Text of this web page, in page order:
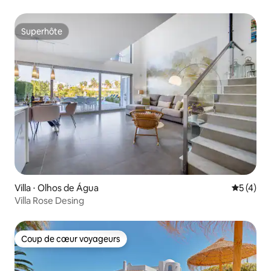
Superhôte
Superhôte
Villa ⋅ Olhos de Água
5 (4)
Villa Rose Desing
Coup de cœur voyageurs
Coup de cœur voyageurs